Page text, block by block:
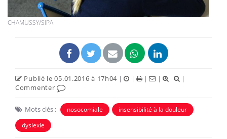
CHAMUSSY/SIPA
Publié le 05.01.2016 à 17h04 | | | |
|
Commenter
Mots clés : nosocomiale
insensibilité à la douleur
dyslexie